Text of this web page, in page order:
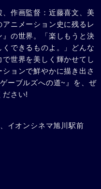
作画監督：近藤喜文、美
ニメーション史に残るレ
の世界。「楽しもうと決
できるものよ。」どんな
世界を美しく輝かせてし
ョンで鮮やかに描き出さ
ーブルズへの道~』を、ぜ
ださい!
イオンシネマ旭川駅前